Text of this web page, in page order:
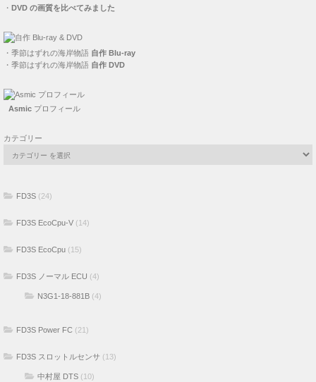
・ DVD の画質を比べてみました
・ 季節はずれの海岸物語 自作 Blu-ray
・ 季節はずれの海岸物語 自作 DVD
Asmicプロフィール
カテゴリー
FD3S (24)
FD3S EcoCpu-V (14)
FD3S EcoCpu (15)
FD3S ノーマル ECU (4)
N3G1-18-881B (4)
FD3S Power FC (21)
FD3S スロットルセンサ (13)
中村屋 DTS (10)